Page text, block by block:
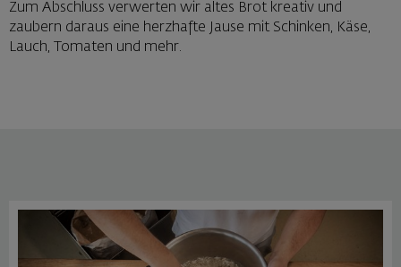
Zum Abschluss verwerten wir altes Brot kreativ und
zaubern daraus eine herzhafte Jause mit Schinken, Käse,
Lauch, Tomaten und mehr.